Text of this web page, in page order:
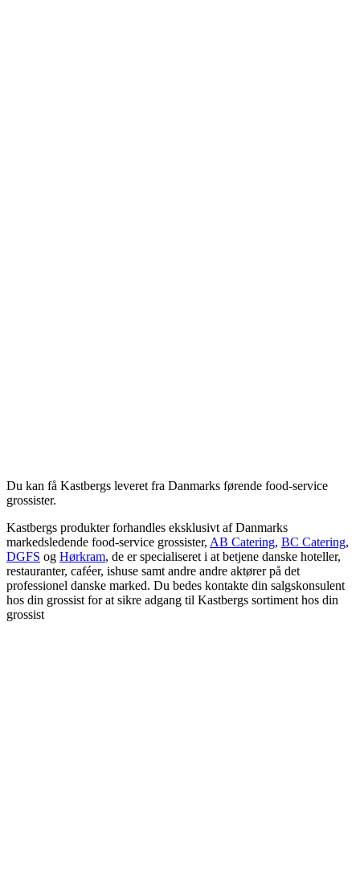
Du kan få Kastbergs leveret fra Danmarks førende food-service
grossister.
Kastbergs produkter forhandles eksklusivt af Danmarks
markedsledende food-service grossister, AB Catering, BC Catering,
DGFS og Hørkram, de er specialiseret i at betjene danske hoteller,
restauranter, caféer, ishuse samt andre andre aktører på det
professionel danske marked. Du bedes kontakte din salgskonsulent
hos din grossist for at sikre adgang til Kastbergs sortiment hos din
grossist